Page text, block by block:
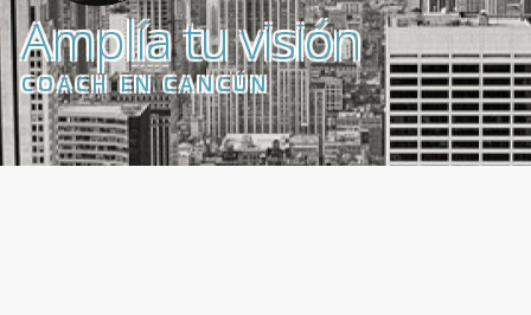
Amplía tu visión
COACH EN CANCÚN